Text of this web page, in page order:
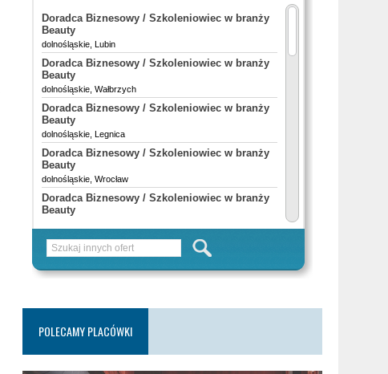
POLECAMY PLACÓWKI